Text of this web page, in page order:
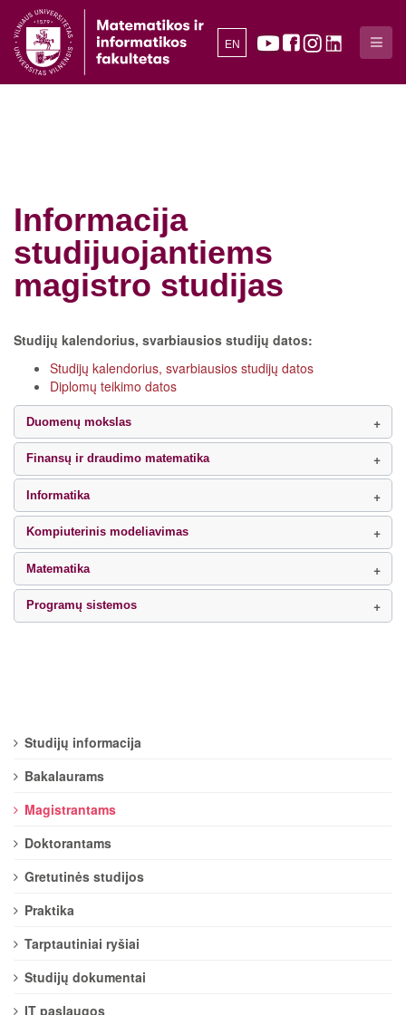
EN
Informacija
studijuojantiems
magistro studijas
Studijų kalendorius, svarbiausios studijų datos:
Studijų kalendorius, svarbiausios studijų datos
Diplomų teikimo datos
Duomenų mokslas
Finansų ir draudimo matematika
Informatika
Kompiuterinis modeliavimas
Matematika
Programų sistemos
Studijų informacija
Bakalaurams
Magistrantams
Doktorantams
Gretutinės studijos
Praktika
Tarptautiniai ryšiai
Studijų dokumentai
IT paslaugos